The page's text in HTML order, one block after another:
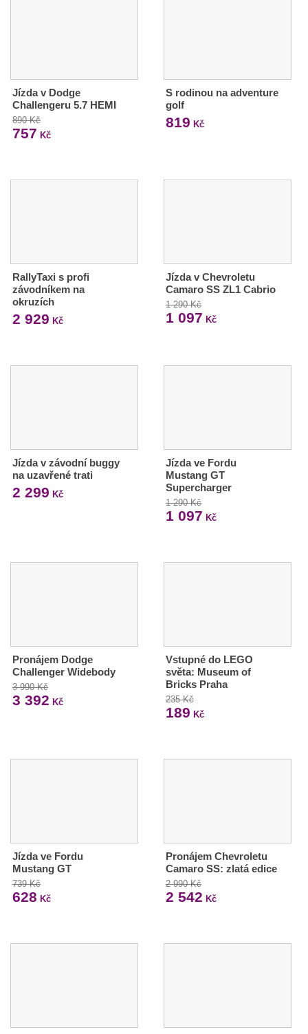
Jízda v Dodge
Challengeru 5.7 HEMI
890 Kč
757 Kč
S rodinou na adventure
golf
819 Kč
RallyTaxi s profi
závodníkem na
okruzích
2 929 Kč
Jízda v Chevroletu
Camaro SS ZL1 Cabrio
1 290 Kč
1 097 Kč
Jízda v závodní buggy
na uzavřené trati
2 299 Kč
Jízda ve Fordu
Mustang GT
Supercharger
1 290 Kč
1 097 Kč
Pronájem Dodge
Challenger Widebody
3 990 Kč
3 392 Kč
Vstupné do LEGO
světa: Museum of
Bricks Praha
235 Kč
189 Kč
Jízda ve Fordu
Mustang GT
739 Kč
628 Kč
Pronájem Chevroletu
Camaro SS: zlatá edice
2 990 Kč
2 542 Kč